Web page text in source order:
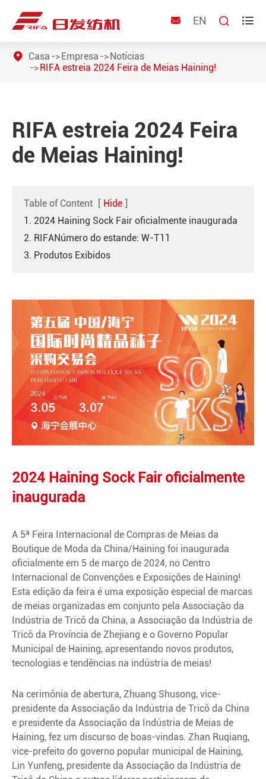
 EN  
Casa Empresa
Notícias
RIFA estreia 2024 Feira de Meias Haining!
RIFA estreia 2024 Feira
de Meias Haining!
Table of Content [ Hide ]
1. 2024 Haining Sock Fair oficialmente inaugurada
2. RIFANúmero do estande: W-T11
3. Produtos Exibidos
2024 Haining Sock Fair oficialmente
inaugurada
A 5ª Feira Internacional de Compras de Meias da
Boutique de Moda da China/Haining foi inaugurada
oficialmente em 5 de março de 2024, no Centro
Internacional de Convenções e Exposições de Haining!
Esta edição da feira é uma exposição especial de marcas
de meias organizadas em conjunto pela Associação da
Indústria de Tricô da China, a Associação da Indústria de
Tricô da Província de Zhejiang e o Governo Popular
Municipal de Haining, apresentando novos produtos,
tecnologias e tendências na indústria de meias!
Na cerimônia de abertura, Zhuang Shusong, vice-
presidente da Associação da Indústria de Tricô da China
e presidente da Associação da Indústria de Meias de
Haining, fez um discurso de boas-vindas. Zhan Ruqiang,
vice-prefeito do governo popular municipal de Haining,
Lin Yunfeng, presidente da Associação da Indústria de